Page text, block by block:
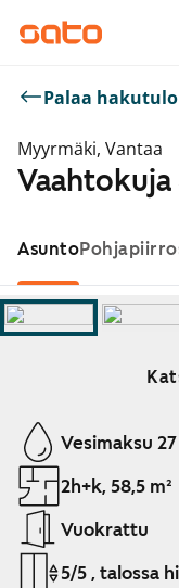
Palaa
Myyrmäki, Vantaa
Vaahtokuja
Asunto
Näytetään dia 1 / 10
Vesimaksu
2h+k, 58,5 m²
Vuokrattu
5/5 , talossa